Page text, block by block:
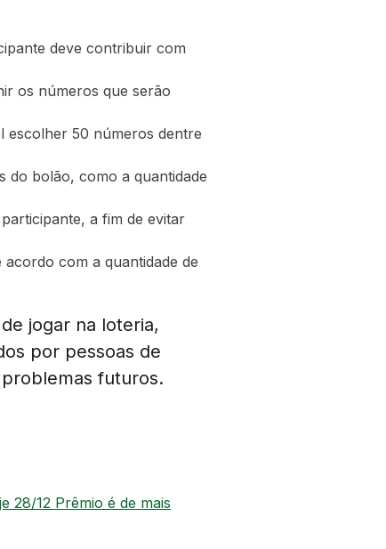
deve contribuir com
os números que serão
escolher 50 números dentre
do bolão, como a quantidade
a fim de evitar
com a quantidade de
jogar na loteria,
por pessoas de
futuros.
28/12 Prêmio é de mais